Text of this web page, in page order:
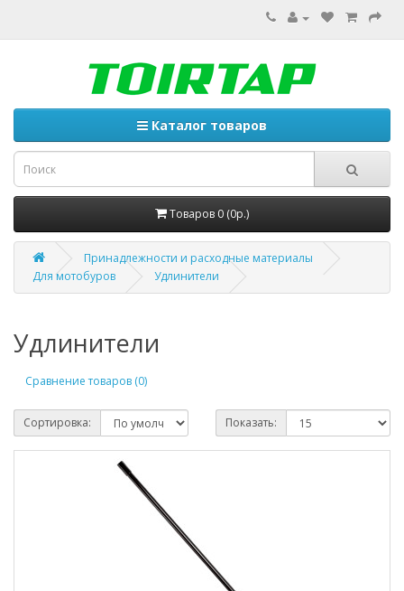
Каталог товаров
Товаров 0 (0р.)
Принадлежности и расходные материалы
Для мотобуров
Удлинители
Удлинители
Сравнение товаров (0)
Сортировка: Показать: